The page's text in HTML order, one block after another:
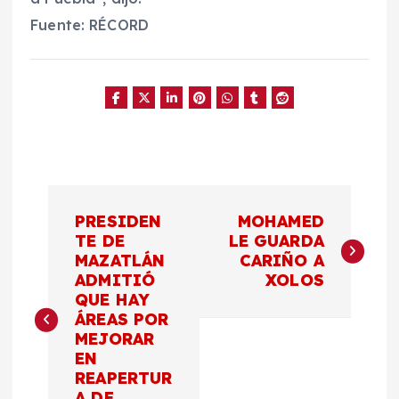
Fuente: RÉCORD
e
PRESIDEN
TE DE
MAZATLÁN
ADMITIÓ
QUE HAY
ÁREAS POR
MEJORAR
EN
REAPERTUR
MOHAMED
LE GUARDA
CARIÑO A
XOLOS